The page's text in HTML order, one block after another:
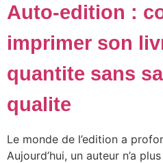
Auto-edition :
imprimer son
quantite sans
qualite
Le monde de l’edition a
Aujourd’hui, un auteur n’a